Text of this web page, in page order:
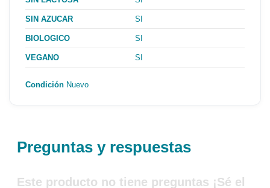
SIN AZUCAR SI
BIOLOGICO SI
VEGANO SI
Condición Nuevo
Preguntas y respuestas
Este producto no tiene preguntas ¡Sé el